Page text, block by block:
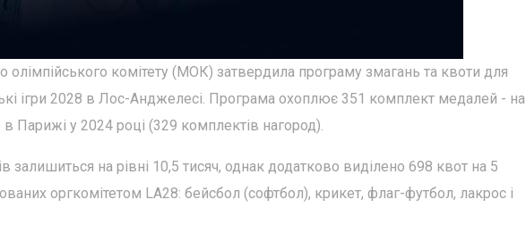
комітету (МОК) затвердила програму змагань та квоти для
ігри 2028 в Лос-Анджелесі. Програма охоплює 351 комплект медалей - на
Парижі у 2024 році (329 комплектів нагород).
залишиться на рівні 10,5 тисяч, однак додатково виділено 698 квот на 5
оргкомітетом LA28: бейсбол (софтбол), крикет, флаг-футбол, лакрос і